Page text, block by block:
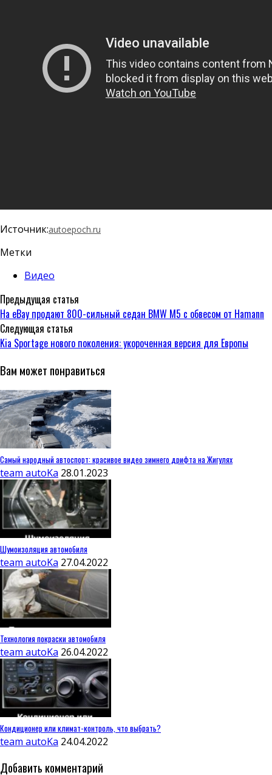
Источник:autoepoch.ru
Метки
Видео
Предыдущая статья
На eBay продают 800-сильный седан BMW M5 с обвесом от Hamann
Следующая статья
Kia Sportage нового поколения: укороченная версия для Европы
Вам может понравиться
Самый народный автоспорт: красивое видео зимнего дрифта на Жигулях
team autoKa 28.01.2023
Шумоизоляция автомобиля
team autoKa 27.04.2022
Технология покраски автомобиля
team autoKa 26.04.2022
Кондиционер или климат-контроль, что выбрать?
team autoKa 24.04.2022
Добавить комментарий